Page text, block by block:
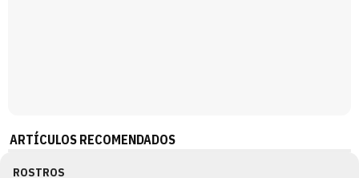
ARTÍCULOS RECOMENDADOS
ROSTROS